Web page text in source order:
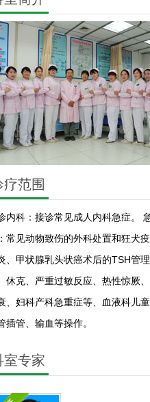
疗范围
内科：接诊常见成人内科急症。
常见动物致伤的外科处置和狂犬
、甲状腺乳头状癌术后的TSH管
休克、严重过敏反应、热性惊厥
、妇科产科急重症等、血液科儿
插管、输血等操作。
室专家